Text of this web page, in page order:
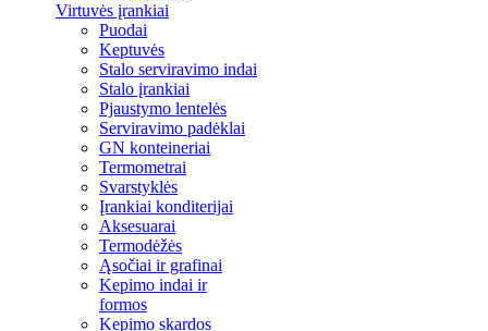
Virtuvės įrankiai
Puodai
Keptuvės
Stalo serviravimo indai
Stalo įrankiai
Pjaustymo lentelės
Serviravimo padėklai
GN konteineriai
Termometrai
Svarstyklės
Įrankiai konditerijai
Aksesuarai
Termodėžės
Ąsočiai ir grafinai
Kepimo indai ir
formos
Kepimo skardos